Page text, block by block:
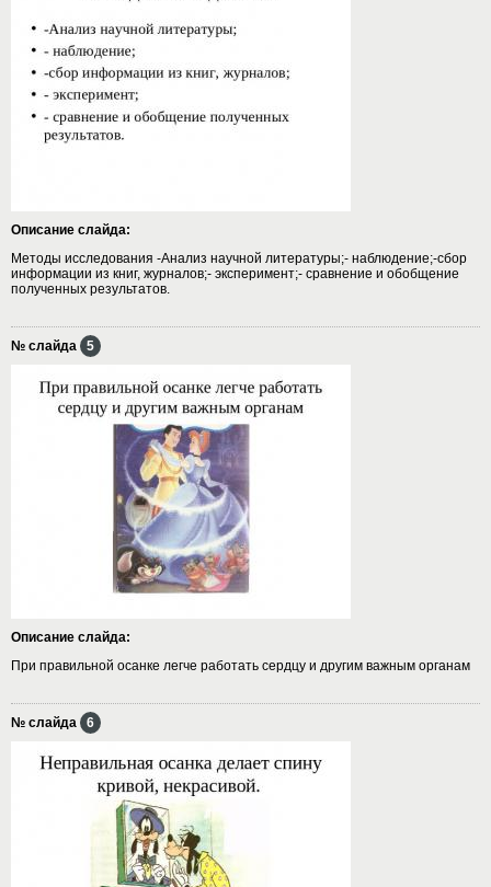
Описание слайда:
Методы исследования -Анализ научной литературы;- наблюдение;-сбор
информации из книг, журналов;- эксперимент;- сравнение и обобщение
полученных результатов.
№ слайда 5
Описание слайда:
При правильной осанке легче работать сердцу и другим важным органам
№ слайда 6